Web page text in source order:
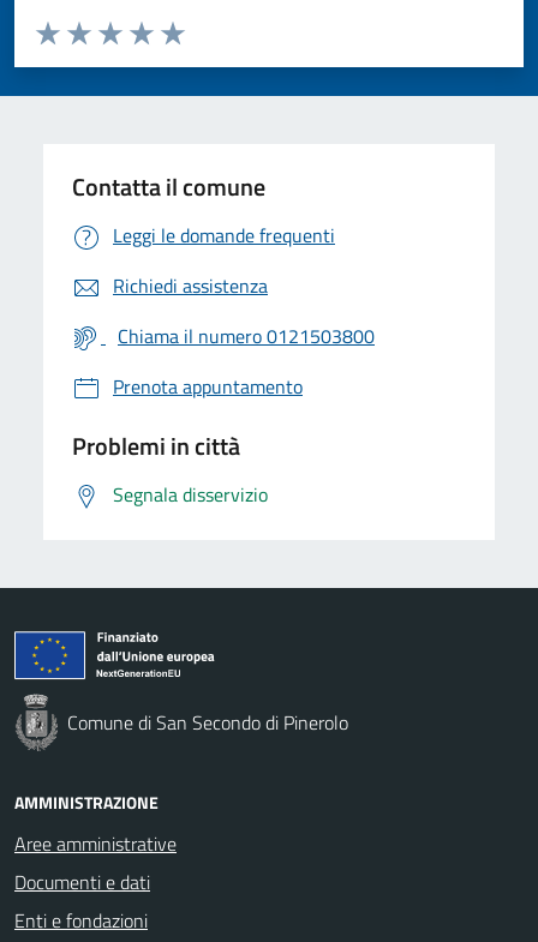
Valuta da 1 a 5 stelle la pagina
Valuta 5 stelle su 5
Valuta 4 stelle su 5
Valuta 3 stelle su 5
Valuta 2 stelle su 5
Valuta 1 stelle su 5
Contatta il comune
Leggi le domande frequenti
Richiedi assistenza
Chiama il numero 0121503800
Prenota appuntamento
Problemi in città
Segnala disservizio
Comune di San Secondo di Pinerolo
AMMINISTRAZIONE
Aree amministrative
Documenti e dati
Enti e fondazioni